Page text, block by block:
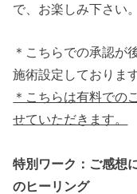
で、お楽しみ下さい。
＊こちらでの承認が
施術設定しておりま
＊こちらは有料での
せていただきます。
特別ワーク：ご感想
のヒーリング